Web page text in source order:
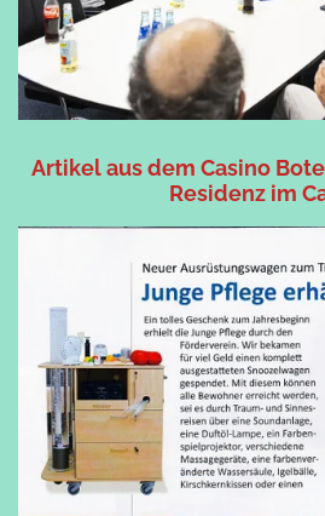
Artikel aus dem Casino
Residenz im